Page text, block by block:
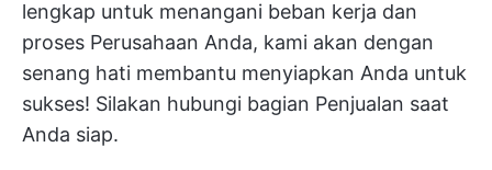
lengkap untuk menangani beban kerja dan
proses Perusahaan Anda, kami akan dengan
senang hati membantu menyiapkan Anda untuk
sukses! Silakan hubungi bagian Penjualan saat
Anda siap.